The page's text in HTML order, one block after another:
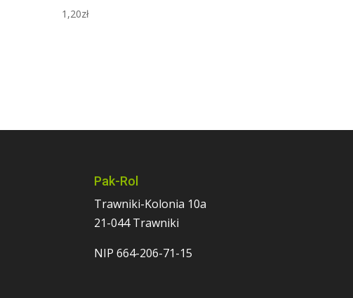
1,20zł
Pak-Rol
Trawniki-Kolonia 10a
21-044 Trawniki
NIP 664-206-71-15